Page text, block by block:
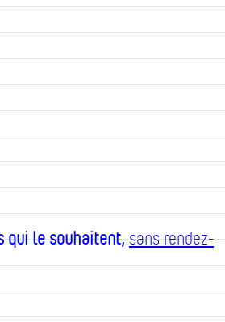
qui le souhaitent,sans rendez-